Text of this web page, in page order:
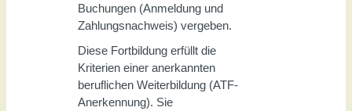
Buchungen (Anmeldung und
Zahlungsnachweis) vergeben.
Diese Fortbildung erfüllt die
Kriterien einer anerkannten
beruflichen Weiterbildung (ATF-
Anerkennung). Sie